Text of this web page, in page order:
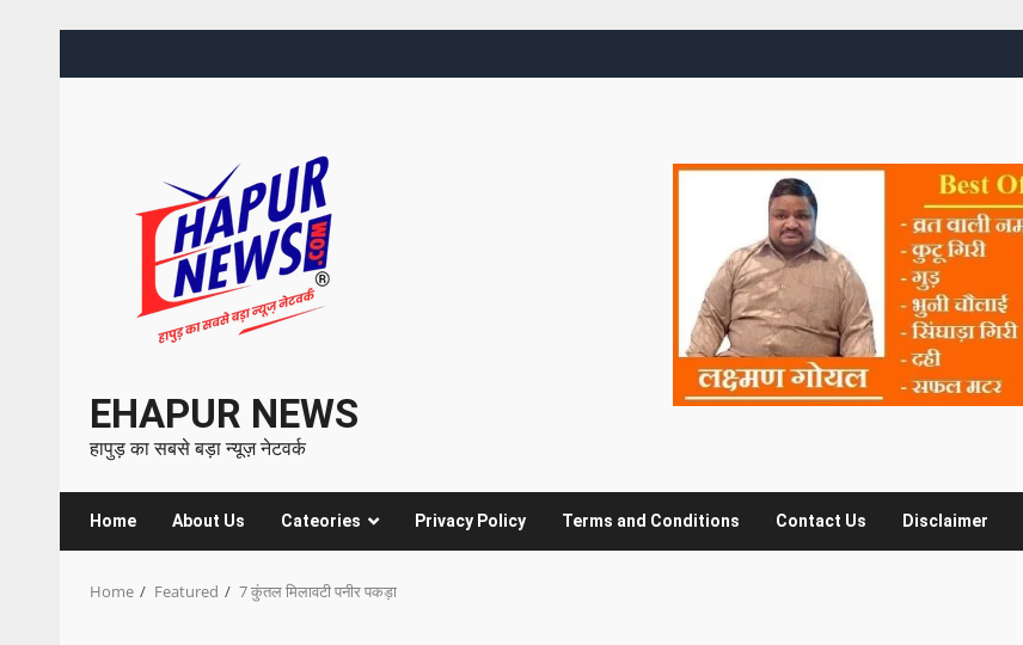
EHAPUR NEWS
हापुड़ का सबसे बड़ा न्यूज़ नेटवर्क
Home About Us Cateories Privacy Policy Terms and Conditions Contact Us Disclaimer
Home Featured 7 कुंतल मिलावटी पनीर पकड़ा